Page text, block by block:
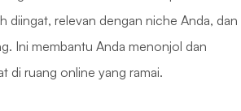
diingat, relevan dengan niche Anda, dan
Ini membantu Anda menonjol dan
di ruang online yang ramai.